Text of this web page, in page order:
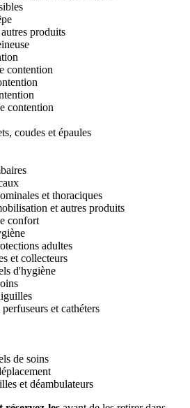
produits
contention
contention
coudes et épaules
et thoraciques
et autres produits
confort
adultes
et collecteurs
d'hygiène
et cathéters
de soins
et déambulateurs